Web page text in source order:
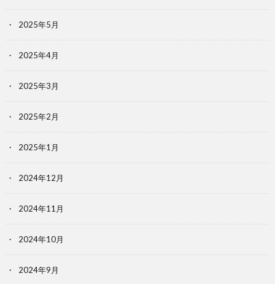
2025年5月
2025年4月
2025年3月
2025年2月
2025年1月
2024年12月
2024年11月
2024年10月
2024年9月